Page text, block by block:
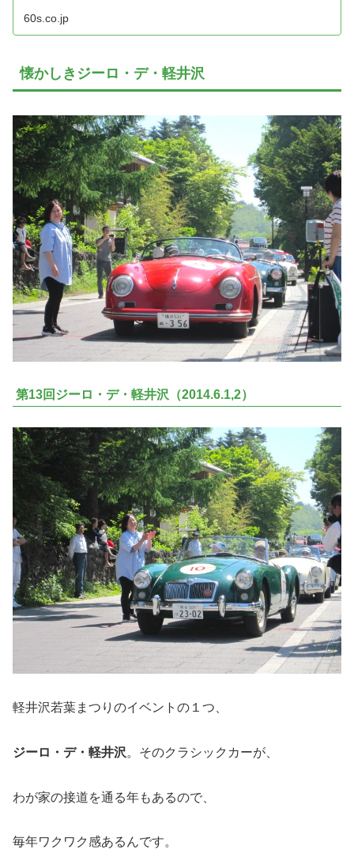
60s.co.jp
懐かしきジーロ・デ・軽井沢
第13回ジーロ・デ・軽井沢（2014.6.1,2）
軽井沢若葉まつりのイベントの１つ、
ジーロ・デ・軽井沢。そのクラシックカーが、
わが家の接道を通る年もあるので、
毎年ワクワク感あるんです。